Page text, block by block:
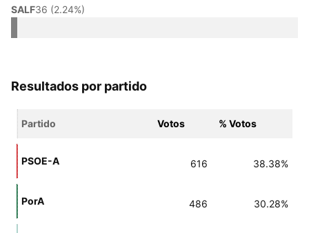
SALF36 (2.24%)
Resultados por partido
Partido Votos % Votos
PSOE-A 616 38.38%
PorA 486 30.28%